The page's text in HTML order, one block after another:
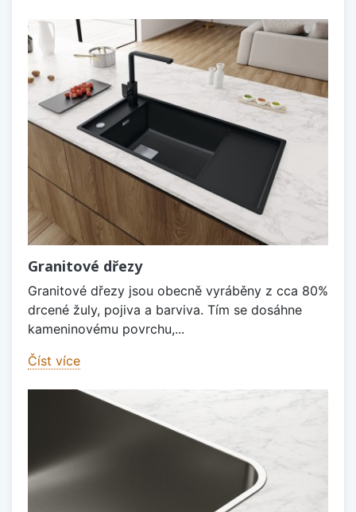
Granitové dřezy
Granitové dřezy jsou obecně vyráběny z cca 80%
drcené žuly, pojiva a barviva. Tím se dosáhne
kameninovému povrchu,...
Číst více